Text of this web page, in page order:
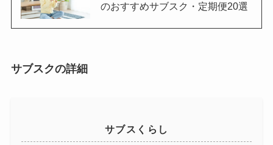
のおすすめサブスク・定期便20選
サブスクの詳細
サブスくらし